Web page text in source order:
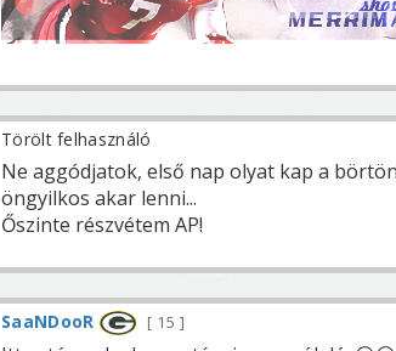
Törölt felhasználó
Ne aggódjatok, első nap olyat kap a
öngyilkos akar lenni...
Őszinte részvétem AP!
SaaNDooR 15